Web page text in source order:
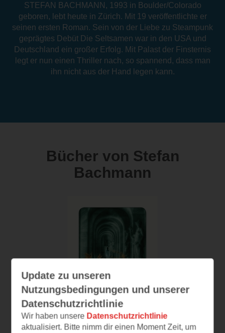
STEFAN BACHMANN, 1993 in Boulder/Colorado
geboren, lebt heute in Zürich. Mit 19 veröffentlichte er
seinen ersten Roman. Sein von der Liebe zu Steampunk
geprägtes Debüt Die Seltsamen war in den USA und
Deutschland ein großer Erfolg. Mit Palast der Finsternis
legt er nun einen Thriller nach, so spannend, dass man
ihn nicht aus der Hand legen kann.
Bücher von Stefan
Bachmann
Update zu unseren
Nutzungsbedingungen und unserer
Datenschutzrichtlinie
Wir haben unsere Datenschutzrichtlinie
aktualisiert. Bitte nimm dir einen Moment Zeit, um